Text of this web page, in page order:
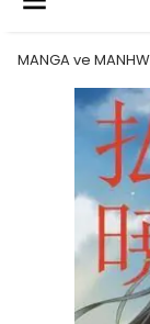
MANGA ve